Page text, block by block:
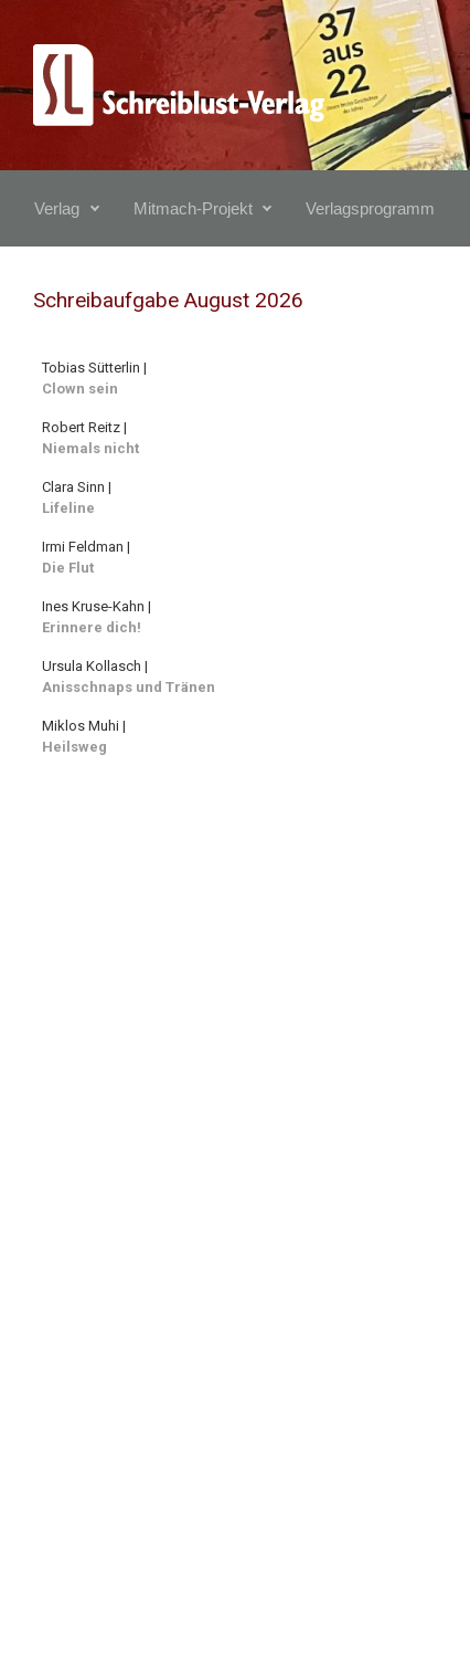
Zum Hauptinhalt springen
Verlag Mitmach-Projekt Verlagsprogramm
Schreibaufgabe August 2026
Tobias Sütterlin |
Clown sein
Robert Reitz |
Niemals nicht
Clara Sinn |
Lifeline
Irmi Feldman |
Die Flut
Ines Kruse-Kahn |
Erinnere dich!
Ursula Kollasch |
Anisschnaps und Tränen
Miklos Muhi |
Heilsweg